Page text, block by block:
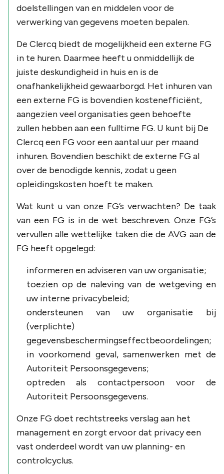
doelstellingen van en middelen voor de
verwerking van gegevens moeten bepalen.
De Clercq biedt de mogelijkheid een externe FG
in te huren. Daarmee heeft u onmiddellijk de
juiste deskundigheid in huis en is de
onafhankelijkheid gewaarborgd. Het inhuren van
een externe FG is bovendien kostenefficiënt,
aangezien veel organisaties geen behoefte
zullen hebben aan een fulltime FG. U kunt bij De
Clercq een FG voor een aantal uur per maand
inhuren. Bovendien beschikt de externe FG al
over de benodigde kennis, zodat u geen
opleidingskosten hoeft te maken.
Wat kunt u van onze FG’s verwachten? De taak
van een FG is in de wet beschreven. Onze FG’s
vervullen alle wettelijke taken die de AVG aan de
FG heeft opgelegd:
informeren en adviseren van uw organisatie;
toezien op de naleving van de wetgeving en
uw interne privacybeleid;
ondersteunen van uw organisatie bij
(verplichte)
gegevensbeschermingseffectbeoordelingen;
in voorkomend geval, samenwerken met de
Autoriteit Persoonsgegevens;
optreden als contactpersoon voor de
Autoriteit Persoonsgegevens.
Onze FG doet rechtstreeks verslag aan het
management en zorgt ervoor dat privacy een
vast onderdeel wordt van uw planning- en
controlcyclus.